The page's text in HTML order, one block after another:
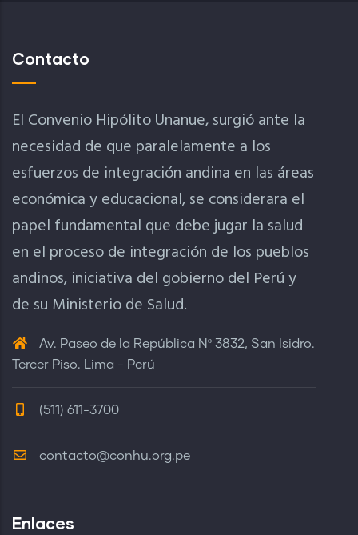
Contacto
El Convenio Hipólito Unanue, surgió ante la
necesidad de que paralelamente a los
esfuerzos de integración andina en las áreas
económica y educacional, se considerara el
papel fundamental que debe jugar la salud
en el proceso de integración de los pueblos
andinos, iniciativa del gobierno del Perú y
de su Ministerio de Salud.
Av. Paseo de la República Nº 3832, San Isidro.
Tercer Piso. Lima - Perú
(511) 611-3700
contacto@conhu.org.pe
Enlaces